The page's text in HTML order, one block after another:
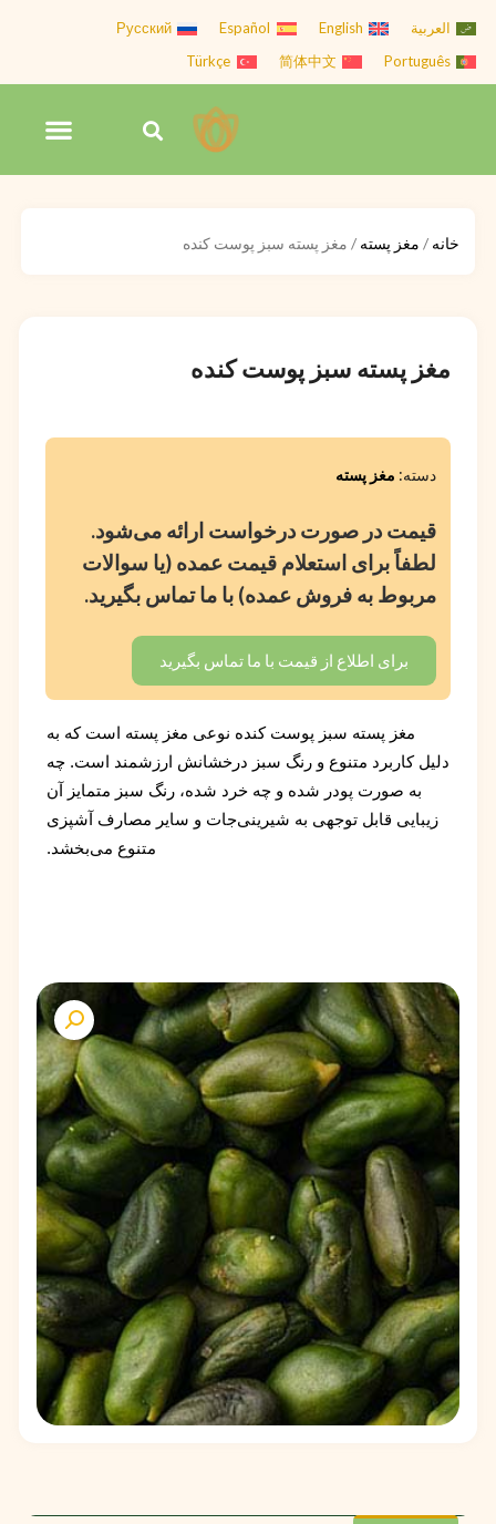
محتوا
العربية English
Español
Русский
Português
简体中文
Türkçe
جستجو
خانه / مغز پسته / مغز پسته سبز پوست کنده
مغز پسته سبز پوست کنده
دسته: مغز پسته
قیمت در صورت درخواست ارائه می‌شود.
لطفاً برای استعلام قیمت عمده (یا سوالات
مربوط به فروش عمده) با ما تماس بگیرید.
برای اطلاع از قیمت با ما تماس بگیرید
مغز پسته سبز پوست کنده نوعی مغز پسته است که به
دلیل کاربرد متنوع و رنگ سبز درخشانش ارزشمند است. چه
به صورت پودر شده و چه خرد شده، رنگ سبز متمایز آن
زیبایی قابل توجهی به شیرینی‌جات و سایر مصارف آشپزی
متنوع می‌بخشد.